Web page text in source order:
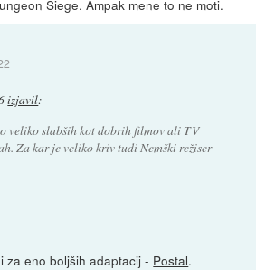
Siege. Ampak mene to ne moti.
izjavil:
veliko slabših kot dobrih filmov ali TV
Za kar je veliko kriv tudi Nemški režiser
za eno boljših adaptacij - Postal.